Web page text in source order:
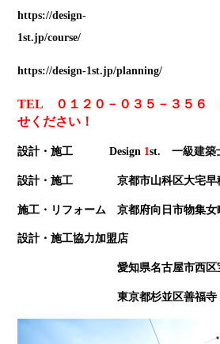
https://design-
1st.jp/course/
https://design-1st.jp/planning/
TEL ０１２０－０３５－３５６
せください！
設計・施工 Design 1st. 一級建築
設計・施工 京都市山科区大宅早稲
施工・リフォーム 京都府向日市物集女
設計・施工協力加盟店
愛知県名古屋市西区宝地
東京都杉並区善福寺